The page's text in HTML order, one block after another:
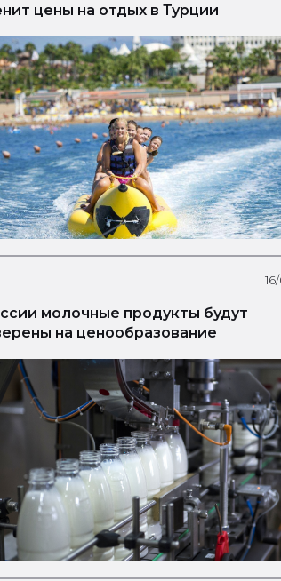
цены на отдых в Турции
молочные продукты будут
на ценообразование